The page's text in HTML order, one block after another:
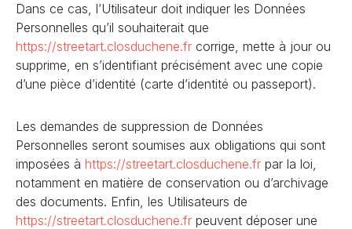
Dans ce cas, l’Utilisateur doit indiquer les Données
Personnelles qu’il souhaiterait que
https://streetart.closduchene.fr corrige, mette à jour ou
supprime, en s’identifiant précisément avec une copie
d’une pièce d’identité (carte d’identité ou passeport).
Les demandes de suppression de Données
Personnelles seront soumises aux obligations qui sont
imposées à https://streetart.closduchene.fr par la loi,
notamment en matière de conservation ou d’archivage
des documents. Enfin, les Utilisateurs de
https://streetart.closduchene.fr peuvent déposer une